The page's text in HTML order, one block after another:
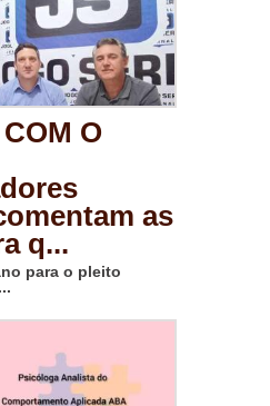
O
as
q...
para o pleito